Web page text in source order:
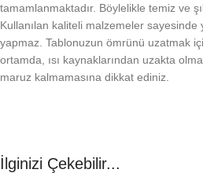
tamamlanmaktadır. Böylelikle temiz ve
Kullanılan kaliteli malzemeler sayesinde
yapmaz. Tablonuzun ömrünü uzatmak
ortamda, ısı kaynaklarından uzakta
maruz kalmamasına dikkat ediniz.
İlginizi Çekebilir...